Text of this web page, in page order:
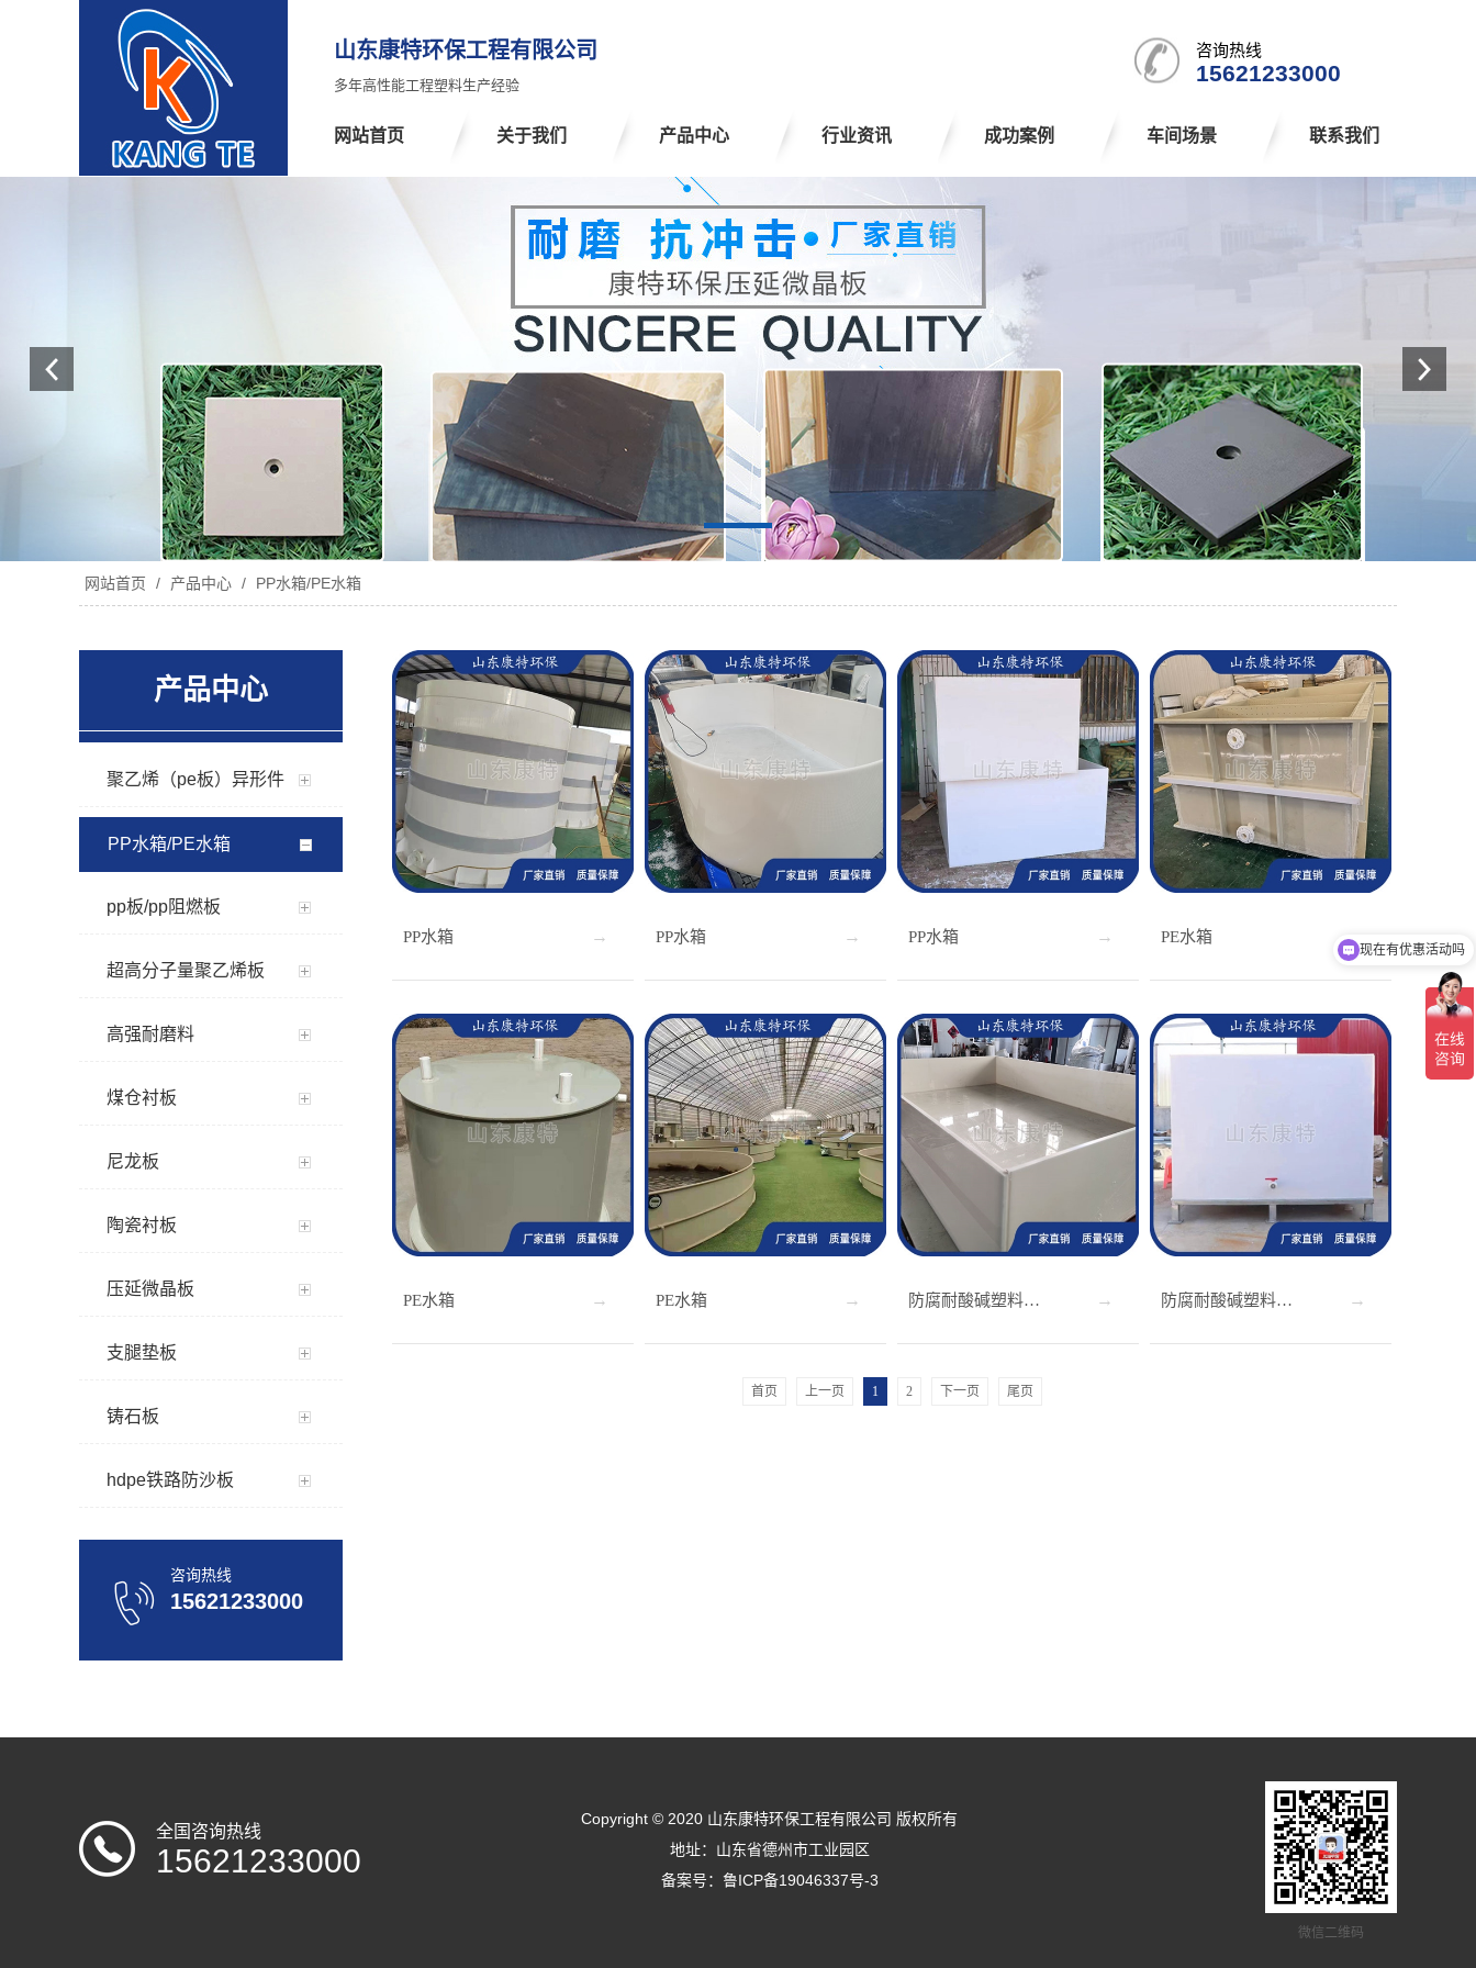
山东康特环保工程有限公司
多年高性能工程塑料生产经验
咨询热线
15621233000
网站首页 关于我们 产品中心 行业资讯 成功案例 车间场景 联系我们
网站首页 / 产品中心 / PP水箱/PE水箱
产品中心
聚乙烯（pe板）异形件
PP水箱/PE水箱
pp板/pp阻燃板
超高分子量聚乙烯板
高强耐磨料
煤仓衬板
尼龙板
陶瓷衬板
压延微晶板
支腿垫板
铸石板
hdpe铁路防沙板
咨询热线
15621233000
PP水箱 PP水箱 PP水箱 PE水箱
PE水箱 PE水箱 防腐耐酸碱塑料水… 防腐耐酸碱塑料水…
首页 上一页 1 2 下一页 尾页
全国咨询热线
15621233000
Copyright © 2020 山东康特环保工程有限公司 版权所有
地址：山东省德州市工业园区
备案号： 鲁ICP备19046337号-3
微信二维码
现在有优惠活动吗